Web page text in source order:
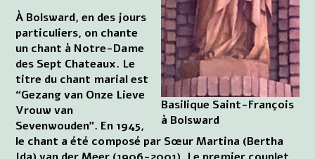
Basilique Saint-François
à Bolsward
À Bolsward, en des jours
particuliers, on chante
un chant à Notre-Dame
des Sept Chateaux. Le
titre du chant marial est
“Gezang van Onze Lieve
Vrouw van
Sevenwouden”. En 1945,
le chant a été composé par Sœur Martina (Bertha